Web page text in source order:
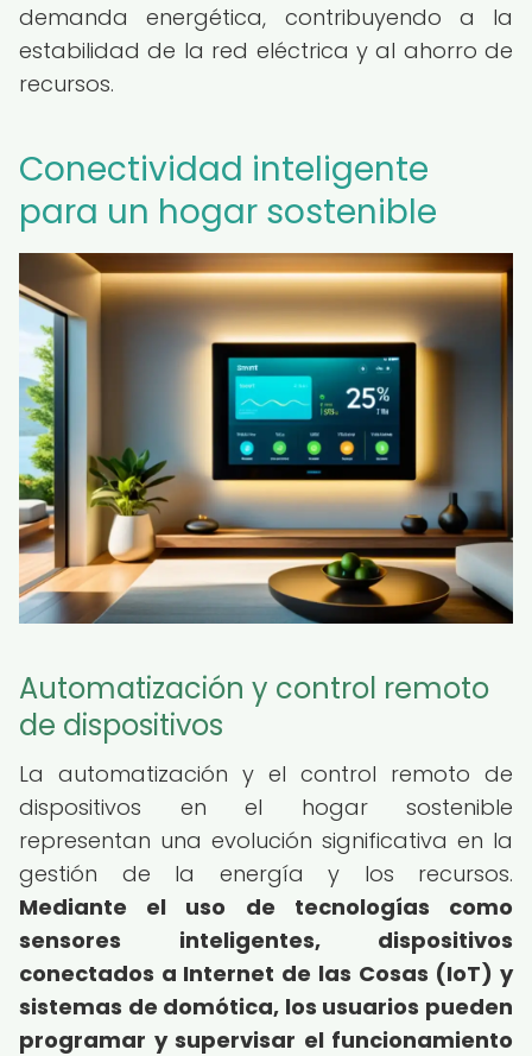
demanda energética, contribuyendo a la
estabilidad de la red eléctrica y al ahorro de
recursos.
Conectividad inteligente
para un hogar sostenible
Automatización y control remoto
de dispositivos
La automatización y el control remoto de
dispositivos en el hogar sostenible
representan una evolución significativa en la
gestión de la energía y los recursos.
Mediante el uso de tecnologías como
sensores inteligentes, dispositivos
conectados a Internet de las Cosas (IoT) y
sistemas de domótica, los usuarios pueden
programar y supervisar el funcionamiento